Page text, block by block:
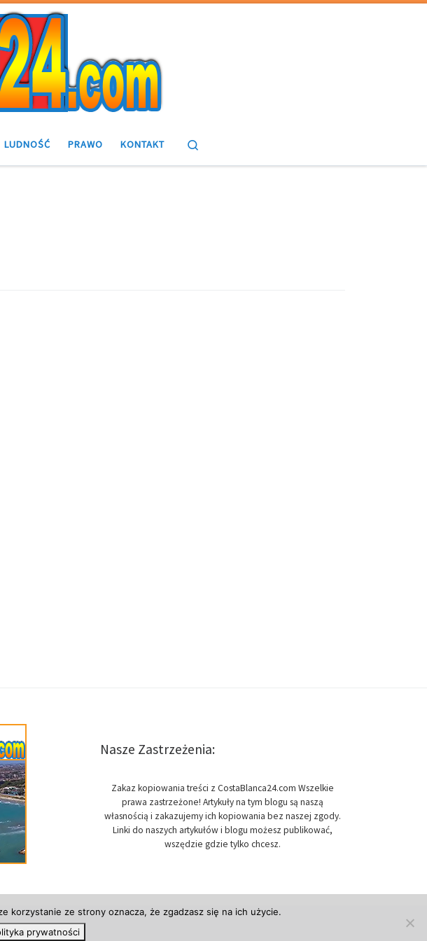
LUDNOŚĆ PRAWO KONTAKT
Nasze Zastrzeżenia:
Zakaz kopiowania treści z CostaBlanca24.com Wszelkie
prawa zastrzeżone! Artykuły na tym blogu są naszą
własnością i zakazujemy ich kopiowania bez naszej zgody.
Linki do naszych artykułów i blogu możesz publikować,
wszędzie gdzie tylko chcesz.
korzystanie ze strony oznacza, że zgadzasz się na ich użycie.
prywatności